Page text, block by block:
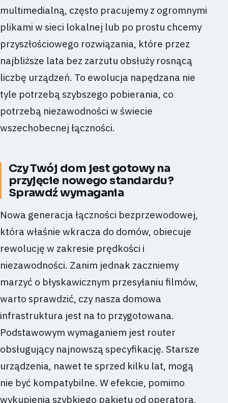
multimedialną, często pracujemy z ogromnymi
plikami w sieci lokalnej lub po prostu chcemy
przyszłościowego rozwiązania, które przez
najbliższe lata bez zarzutu obsłuży rosnącą
liczbę urządzeń. To ewolucja napędzana nie
tyle potrzebą szybszego pobierania, co
potrzebą niezawodności w świecie
wszechobecnej łączności.
Czy Twój dom jest gotowy na
przyjęcie nowego standardu?
Sprawdź wymagania
Nowa generacja łączności bezprzewodowej,
która właśnie wkracza do domów, obiecuje
rewolucję w zakresie prędkości i
niezawodności. Zanim jednak zaczniemy
marzyć o błyskawicznym przesyłaniu filmów,
warto sprawdzić, czy nasza domowa
infrastruktura jest na to przygotowana.
Podstawowym wymaganiem jest router
obsługujący najnowszą specyfikację. Starsze
urządzenia, nawet te sprzed kilku lat, mogą
nie być kompatybilne. W efekcie, pomimo
wykupienia szybkiego pakietu od operatora,